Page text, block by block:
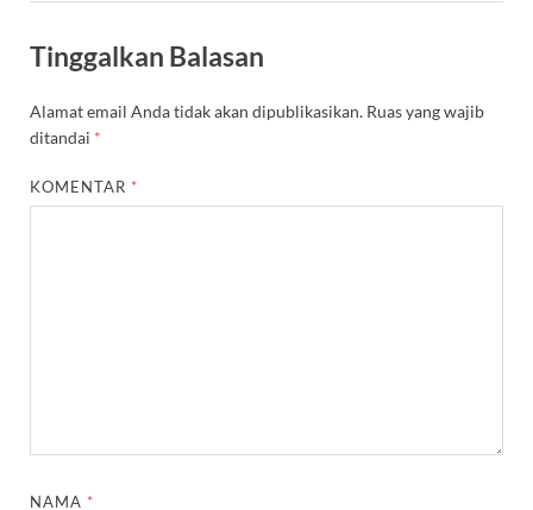
Tinggalkan Balasan
Alamat email Anda tidak akan dipublikasikan. Ruas yang wajib
ditandai *
KOMENTAR *
NAMA *